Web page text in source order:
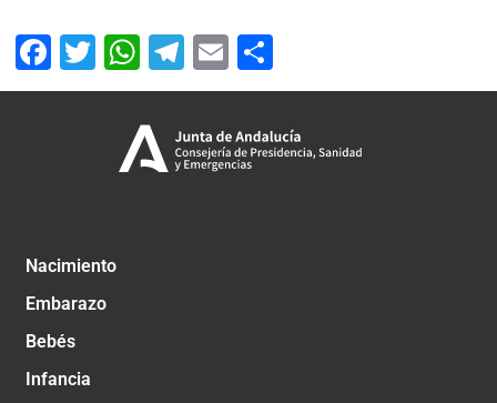
Facebook
Twitter
WhatsApp
Telegram
Email
Nacimiento
Embarazo
Bebés
Infancia